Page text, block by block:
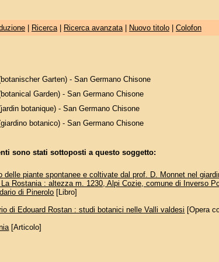
| Ricerca| Ricerca avanzata| Nuovo titolo| Colofon
Garten) - San Germano Chisone
Garden) - San Germano Chisone
botanique) - San Germano Chisone
botanico) - San Germano Chisone
sono stati sottoposti a questo soggetto:
delle piante spontanee e coltivate dal prof. D. Monnet nel
La Rostania : altezza m. 1230, Alpi Cozie, comune di Inverso
di Pinerolo [Libro]
di Edouard Rostan : studi botanici nelle Valli valdesi [Opera
[Articolo]